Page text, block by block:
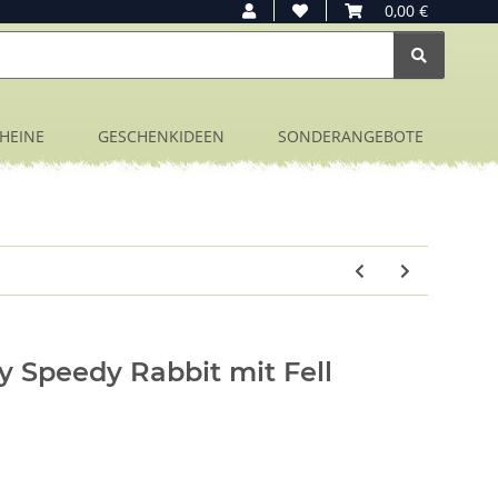
0,00 €
GESCHENKIDEEN SONDERANGEBOTE
Speedy Rabbit mit Fell